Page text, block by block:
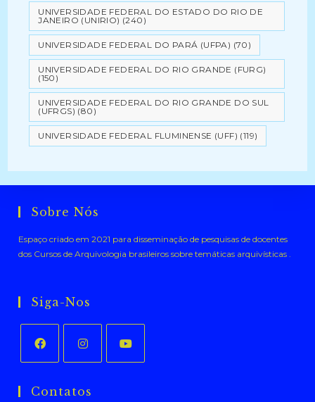
UNIVERSIDADE FEDERAL DO ESTADO DO RIO DE
JANEIRO (UNIRIO) (240)
UNIVERSIDADE FEDERAL DO PARÁ (UFPA) (70)
UNIVERSIDADE FEDERAL DO RIO GRANDE (FURG)
(150)
UNIVERSIDADE FEDERAL DO RIO GRANDE DO SUL
(UFRGS) (80)
UNIVERSIDADE FEDERAL FLUMINENSE (UFF) (119)
Sobre Nós
Espaço criado em 2021 para disseminação de pesquisas de docentes
dos Cursos de Arquivologia brasileiros sobre temáticas arquivísticas .
Siga-Nos
em
em
Contatos